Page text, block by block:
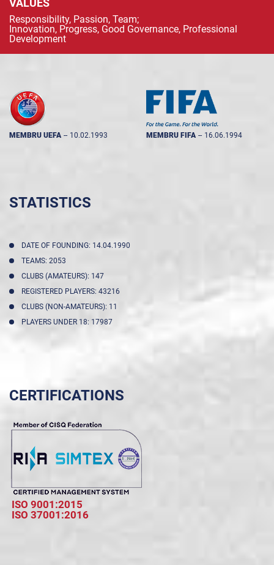
VALUES
Responsibility, Passion, Team;
Innovation, Progress, Good Governance, Professional
Development
MEMBRU UEFA -- 10.02.1993 MEMBRU FIFA -- 16.06.1994
STATISTICS
DATE OF FOUNDING: 14.04.1990
TEAMS: 2053
CLUBS (AMATEURS): 147
REGISTERED PLAYERS: 43216
CLUBS (NON-AMATEURS): 11
PLAYERS UNDER 18: 17987
CERTIFICATIONS
ISO 9001:2015
ISO 37001:2016